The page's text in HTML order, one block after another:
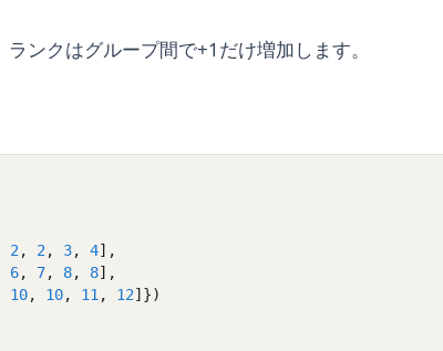
ンクはグループ間で+1だけ増加します。
2, 2, 3, 4],
6, 7, 8, 8],
10, 10, 11, 12]})